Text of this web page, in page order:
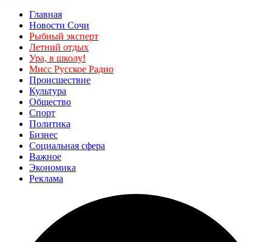
Главная
Новости Сочи
Рыбный эксперт
Летний отдых
Ура, в школу!
Мисс Русское Радио
Происшествие
Культура
Общество
Спорт
Политика
Бизнес
Социальная сфера
Важное
Экономика
Реклама